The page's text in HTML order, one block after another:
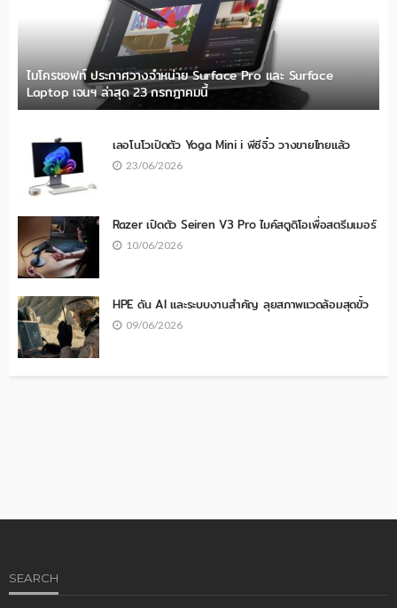
ไมโครซอฟท์ ประกาศวางจำหน่าย Surface Pro และ Surface
Laptop เจนฯ ล่าสุด 23 กรกฎาคมนี้
เลอโนโวเปิดตัว Yoga Mini i พีซีจิ๋ว วางขายไทยแล้ว
23/06/2026
Razer เปิดตัว Seiren V3 Pro ไมค์สตูดิโอเพื่อสตรีมเมอร์
10/06/2026
HPE ดัน AI และระบบงานสำคัญ ลุยสภาพแวดล้อมสุดขั้ว
09/06/2026
SEARCH